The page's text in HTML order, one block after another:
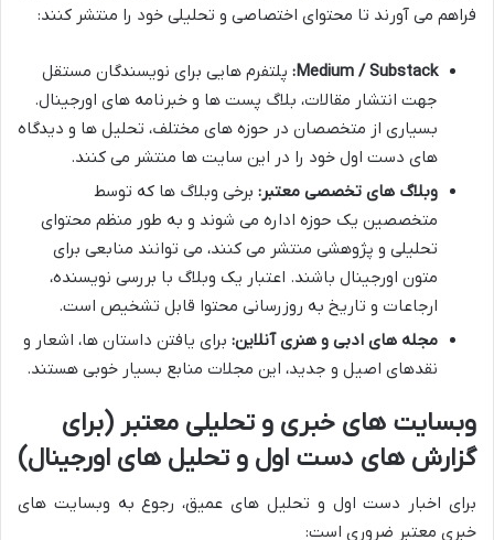
فراهم می آورند تا محتوای اختصاصی و تحلیلی خود را منتشر کنند:
Medium / Substack: پلتفرم هایی برای نویسندگان مستقل
جهت انتشار مقالات، بلاگ پست ها و خبرنامه های اورجینال.
بسیاری از متخصصان در حوزه های مختلف، تحلیل ها و دیدگاه
های دست اول خود را در این سایت ها منتشر می کنند.
وبلاگ های تخصصی معتبر: برخی وبلاگ ها که توسط
متخصصین یک حوزه اداره می شوند و به طور منظم محتوای
تحلیلی و پژوهشی منتشر می کنند، می توانند منابعی برای
متون اورجینال باشند. اعتبار یک وبلاگ با بررسی نویسنده،
ارجاعات و تاریخ به روزرسانی محتوا قابل تشخیص است.
مجله های ادبی و هنری آنلاین: برای یافتن داستان ها، اشعار و
نقدهای اصیل و جدید، این مجلات منابع بسیار خوبی هستند.
وبسایت های خبری و تحلیلی معتبر (برای
گزارش های دست اول و تحلیل های اورجینال)
برای اخبار دست اول و تحلیل های عمیق، رجوع به وبسایت های
خبری معتبر ضروری است: